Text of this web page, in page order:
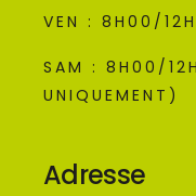
VEN : 8H00/
SAM : 8H00/
UNIQUEMENT)
Adresse